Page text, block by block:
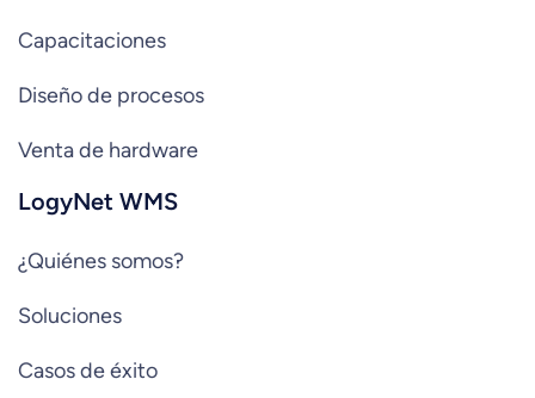
Capacitaciones
Diseño de procesos
Venta de hardware
LogyNet WMS
¿Quiénes somos?
Soluciones
Casos de éxito